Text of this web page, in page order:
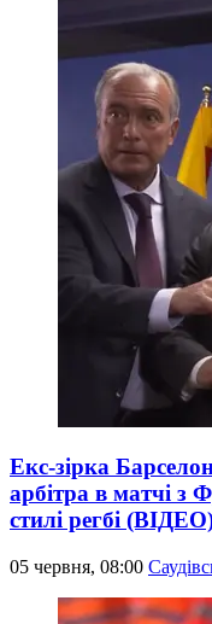
Екс-зірка
арбітра в матчі з
стилі регбі
05 червня, 08:00